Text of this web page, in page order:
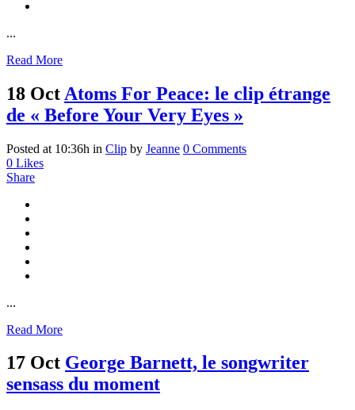
...
Read More
18 Oct Atoms For Peace: le clip étrange
de « Before Your Very Eyes »
Posted at 10:36h in Clip by Jeanne 0 Comments
0 Likes
Share
...
Read More
17 Oct George Barnett, le songwriter
sensass du moment